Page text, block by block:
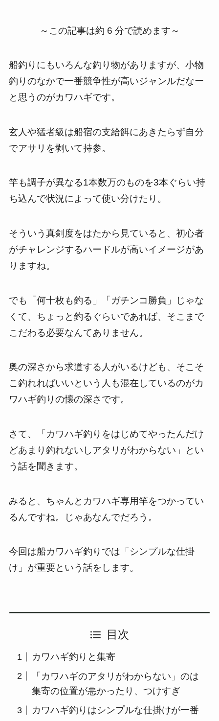
～この記事は約 6 分で読めます～
船釣りにもいろんな釣り物がありますが、小物
釣りのなかで一番競争性が高いジャンルだなー
と思うのがカワハギです。
玄人や猛者級は船宿の支給餌にあきたらず自分
でアサリを剥いて持参。
竿も調子が異なる1本数万のものを3本ぐらい持
ち込んで状況によって使い分けたり。
そういう真剣度をはたから見ていると、初心者
がチャレンジするハードルが高いイメージがあ
りますね。
でも「何十枚も釣る」「ガチンコ勝負」じゃな
くて、ちょっと釣るぐらいであれば、そこまで
こだわる必要なんてありません。
奥の深さから求道する人がいるけども、そこそ
こ釣れればいいという人も混在しているのがカ
ワハギ釣りの懐の深さです。
さて、「カワハギ釣りをはじめてやったんだけ
どあまり釣れないしアタリがわからない」とい
う話を聞きます。
みると、ちゃんとカワハギ専用竿をつかってい
るんですね。じゃあなんでだろう。
今回は船カワハギ釣りでは「シンプルな仕掛
け」が重要という話をします。
目次
カワハギ釣りと集寄
「カワハギのアタリがわからない」のは
集寄の位置が悪かったり、つけすぎ
カワハギ釣りはシンプルな仕掛けが一番